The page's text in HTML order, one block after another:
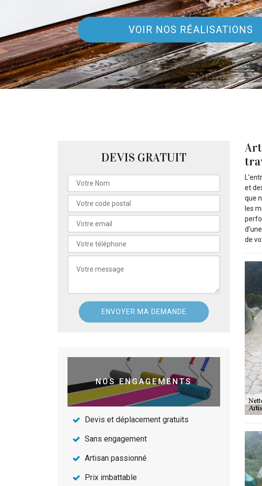
VOIR NOS RÉALISATIONS
DEVIS GRATUIT
NOS ENGAGEMENTS
Devis et déplacement gratuits
Sans engagement
Artisan passionné
Prix imbattable
et
que
les
de